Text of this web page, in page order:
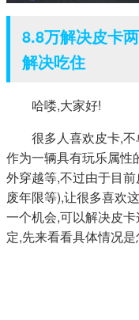
8.8万解决皮卡
解决吃住
哈喽,大家好!
很多人喜欢皮卡,
作为一辆具有玩乐属性
外穿越等,不过由于目
废年限等),让很多喜欢
一个机会,可以解决皮
定,先来看看具体情况